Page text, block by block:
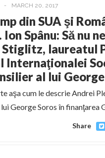
- MARCH 20, 2017
din SUA şi
Spânu: Să nu
Stiglitz, laureatul
Internaţionalei
al lui
aşa cum le descrie Andrei
George Soros în finanţarea
Share